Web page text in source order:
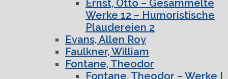
Ernst, Otto – Gesammelte
Werke 12 – Humoristische
Plaudereien 2
Evans, Allen Roy
Faulkner, William
Fontane, Theodor
Fontane, Theodor – Werke I